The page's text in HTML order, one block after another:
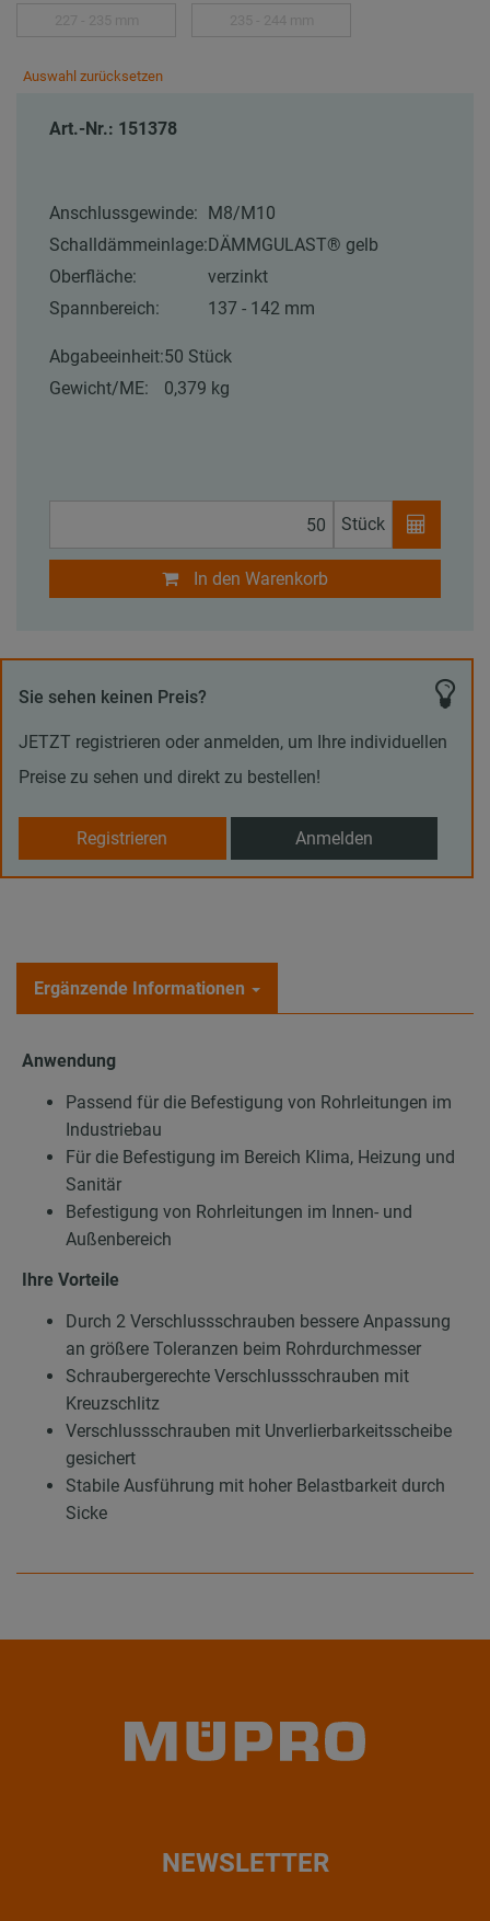
Auswahl zurücksetzen
Art.-Nr.: 151378
Anschlussgewinde:
M8/M10
Schalldämmeinlage: DÄMMGULAST® gelb
Oberfläche:
verzinkt
Spannbereich:
137 - 142 mm
Abgabeeinheit:50 Stück
Gewicht/ME:
0,379 kg
Stück
In den Warenkorb
Sie sehen keinen Preis?
JETZT registrieren oder anmelden, um Ihre individuellen
Preise zu sehen und direkt zu bestellen!
Registrieren Anmelden
Ergänzende Informationen
Anwendung
Passend für die Befestigung von Rohrleitungen im
Industriebau
Für die Befestigung im Bereich Klima, Heizung und
Sanitär
Befestigung von Rohrleitungen im Innen- und
Außenbereich
Ihre Vorteile
Durch 2 Verschlussschrauben bessere Anpassung
an größere Toleranzen beim Rohrdurchmesser
Schraubergerechte Verschlussschrauben mit
Kreuzschlitz
Verschlussschrauben mit Unverlierbarkeitsscheibe
gesichert
Stabile Ausführung mit hoher Belastbarkeit durch
Sicke
NEWSLETTER